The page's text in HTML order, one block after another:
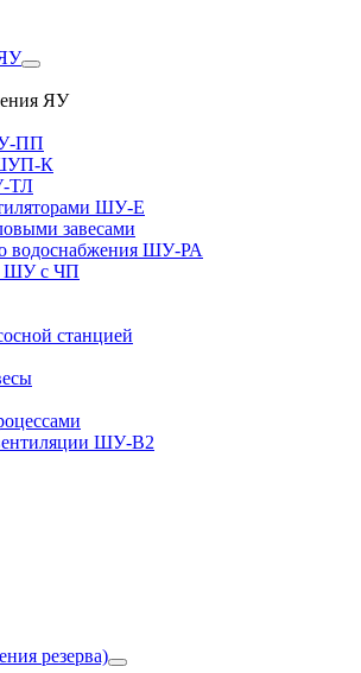
ЯУ
ПП
ШУП-К
ТЛ
ШУ-Е
завесами
водоснабжения ШУ-РА
ШУ с ЧП
станцией
ШУ-В2
резерва)